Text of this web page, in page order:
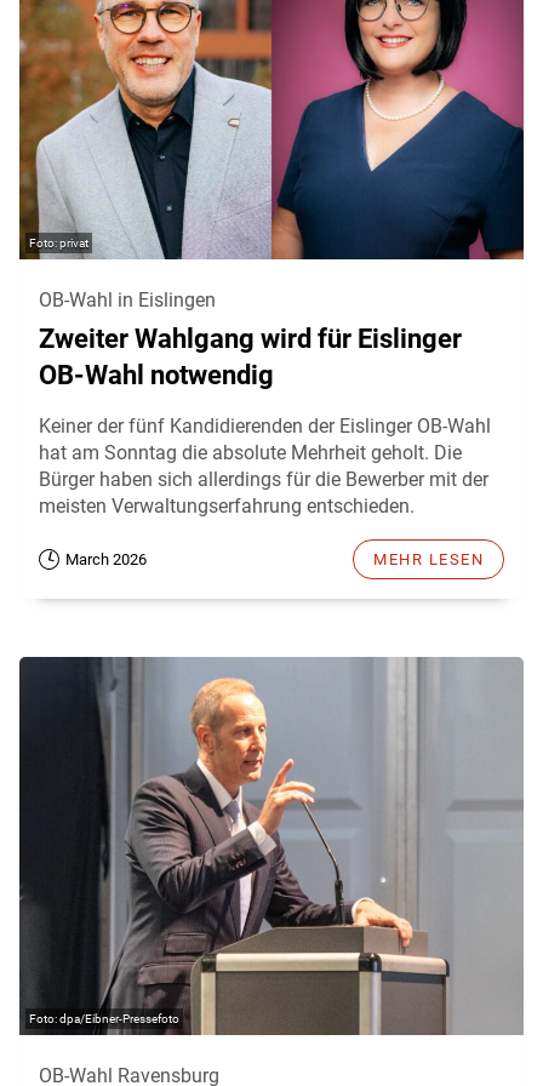
privat
OB-Wahl in Eislingen
Zweiter Wahlgang wird für Eislinger
OB-Wahl notwendig
Keiner der fünf Kandidierenden der Eislinger OB-Wahl
hat am Sonntag die absolute Mehrheit geholt. Die
Bürger haben sich allerdings für die Bewerber mit der
meisten Verwaltungserfahrung entschieden.
March 2026 MEHR LESEN
dpa/Eibner-Pressefoto
OB-Wahl Ravensburg